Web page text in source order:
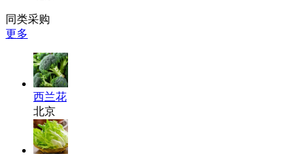
同类采购
更多
西兰花
北京